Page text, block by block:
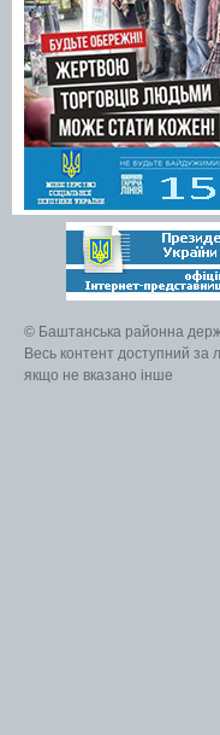
© Баштанська районна
Весь контент доступний за
якщо не вказано інше